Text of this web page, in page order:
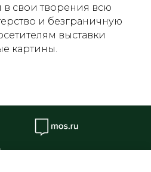
свои творения всю
и безграничную
выставки
картины.
учреждении